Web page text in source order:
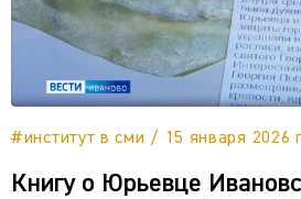
#институт в сми / 15 января 2026
Книгу о Юрьевце